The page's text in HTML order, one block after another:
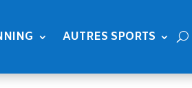
AUTRES SPORTS